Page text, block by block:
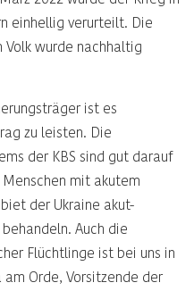
einhellig verurteilt. Die
wurde nachhaltig
ist es
zu leisten. Die
der KBS sind gut darauf
mit akutem
der Ukraine akut-
Auch die
Flüchtlinge ist bei uns in
Orde, Vorsitzende der